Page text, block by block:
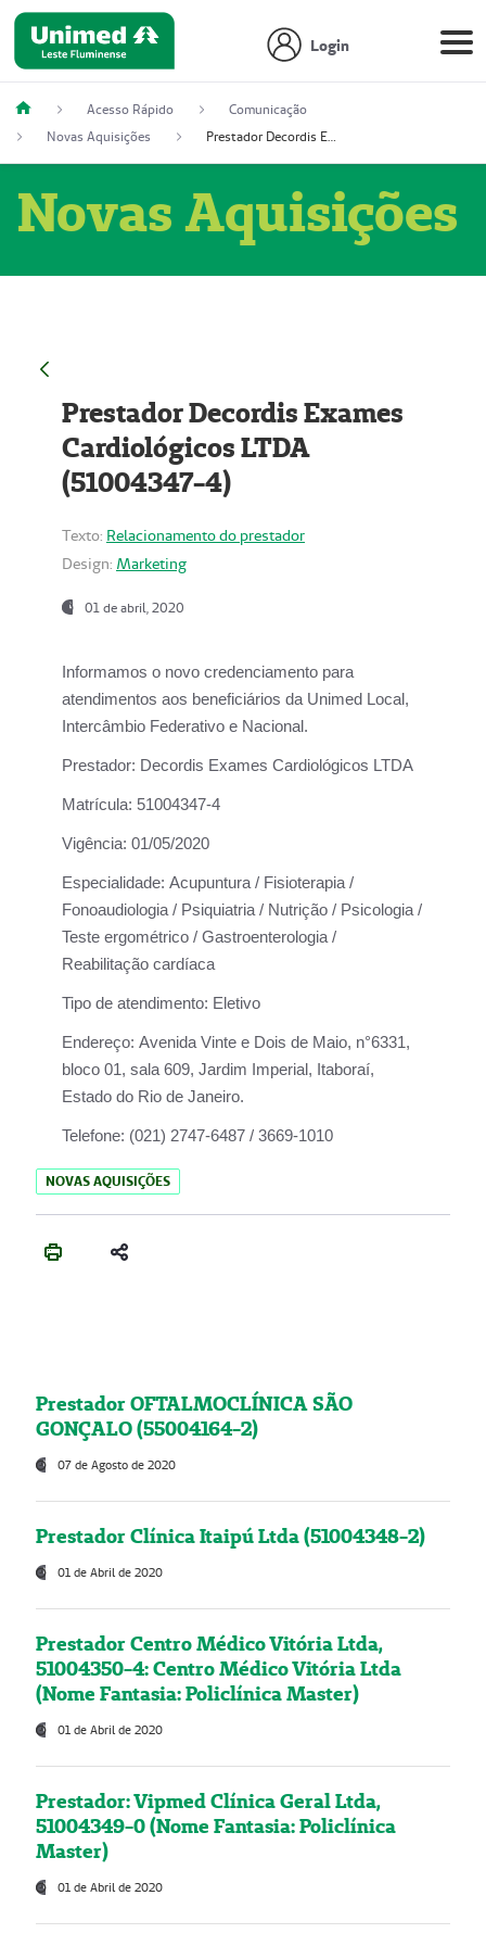
Login
Acesso Rápido
Comunicação
Novas Aquisições
Prestador Decordis Exames Cardiológicos LTDA (51004347-4)
Novas Aquisições
Prestador Decordis Exames
Cardiológicos LTDA
(51004347-4)
Texto: Relacionamento do prestador
Design: Marketing
01 de abril, 2020
Informamos o novo credenciamento para
atendimentos aos beneficiários da Unimed Local,
Intercâmbio Federativo e Nacional.
Prestador: Decordis Exames Cardiológicos LTDA
Matrícula: 51004347-4
Vigência: 01/05/2020
Especialidade: Acupuntura / Fisioterapia /
Fonoaudiologia / Psiquiatria / Nutrição / Psicologia /
Teste ergométrico / Gastroenterologia /
Reabilitação cardíaca
Tipo de atendimento: Eletivo
Endereço: Avenida Vinte e Dois de Maio, n°6331,
bloco 01, sala 609, Jardim Imperial, Itaboraí,
Estado do Rio de Janeiro.
Telefone: (021) 2747-6487 / 3669-1010
NOVAS AQUISIÇÕES
Prestador OFTALMOCLÍNICA SÃO
GONÇALO (55004164-2)
07 de Agosto de 2020
Prestador Clínica Itaipú Ltda (51004348-2)
01 de Abril de 2020
Prestador Centro Médico Vitória Ltda,
51004350-4: Centro Médico Vitória Ltda
(Nome Fantasia: Policlínica Master)
01 de Abril de 2020
Prestador: Vipmed Clínica Geral Ltda,
51004349-0 (Nome Fantasia: Policlínica
Master)
01 de Abril de 2020